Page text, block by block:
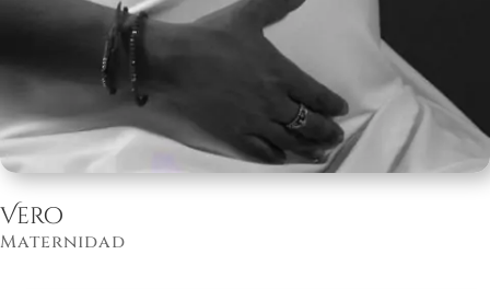
Vero
Maternidad